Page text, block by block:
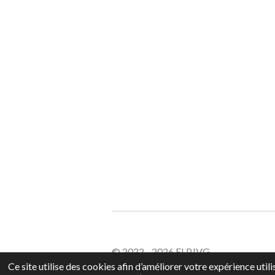
Ce site utilise des cookies afin d’améliorer votre expérience
© 2022 - 2026 EI PJVG